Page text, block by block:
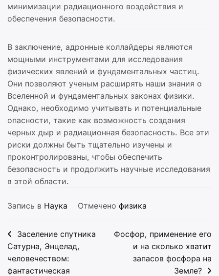
минимизации радиационного воздействия и
обеспечения безопасности.
В заключение, адронные коллайдеры являются
мощными инструментами для исследования
физических явлений и фундаментальных частиц.
Они позволяют ученым расширять наши знания о
Вселенной и фундаментальных законах физики.
Однако, необходимо учитывать и потенциальные
опасности, такие как возможность создания
черных дыр и радиационная безопасность. Все эти
риски должны быть тщательно изучены и
проконтролированы, чтобы обеспечить
безопасность и продолжить научные исследования
в этой области.
Запись в Наука Отмечено физика
Навигация
по
записям
Заселение спутника
Сатурна, Энцелад,
человечеством:
фантастическая
Фосфор, применение его
и на сколько хватит
запасов фосфора на
Земле?